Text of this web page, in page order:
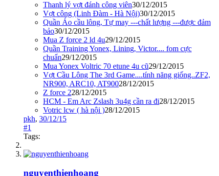
Thanh lý vợt đánh công viên30/12/2015
Vợt công (Linh Đàm - Hà Nội)30/12/2015
Quần Áo cầu lông, Tự may ---chất lượng ---được đảm
bảo30/12/2015
Mua Z force 2 ld 4u29/12/2015
Quần Training Yonex, Lining, Victor.... fom cực
chuẩn29/12/2015
Mua Yonex Voltric 70 etune 4u cũ29/12/2015
Vợt Cầu Lông The 3rd Game....tính năng giống..ZF2,
NR900, ARC10, AT90028/12/2015
Z force 228/12/2015
HCM - Em Arc Zslash 3u4g cần ra đi28/12/2015
Votric lcw ( hà nội )28/12/2015
pkh, 30/12/15
#1
Tags:
nguyenthienhoang